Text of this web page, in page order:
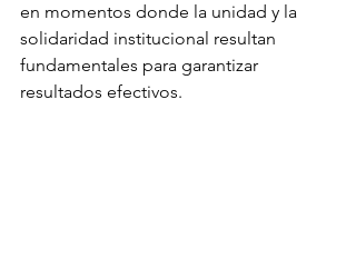
en momentos donde la unidad y la
solidaridad institucional resultan
fundamentales para garantizar
resultados efectivos.